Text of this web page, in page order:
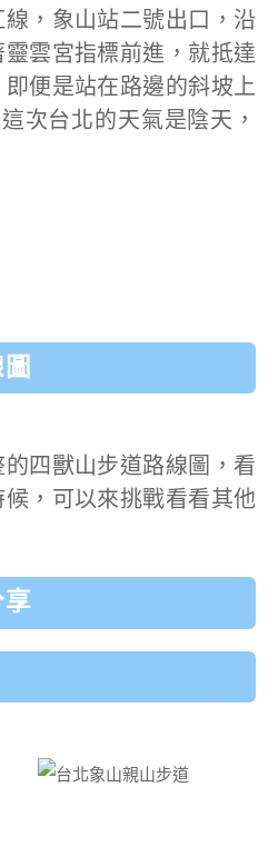
，象山站二號出口，沿
雲宮指標前進，就抵達
便是站在路邊的斜坡上
次台北的天氣是陰天，
四獸山步道路線圖，看
，可以來挑戰看看其他